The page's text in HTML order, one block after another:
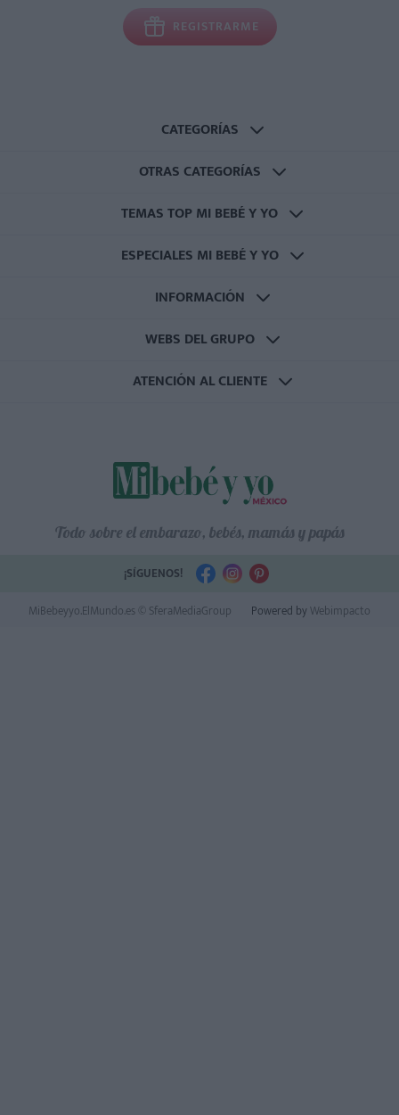
REGISTRARME
CATEGORÍAS
OTRAS CATEGORÍAS
TEMAS TOP MI BEBÉ Y YO
ESPECIALES MI BEBÉ Y YO
INFORMACIÓN
WEBS DEL GRUPO
ATENCIÓN AL CLIENTE
Todo sobre el embarazo, bebés, mamás y papás
¡SÍGUENOS!
MiBebeyyo.ElMundo.es © SferaMediaGroup
Powered byWebimpacto